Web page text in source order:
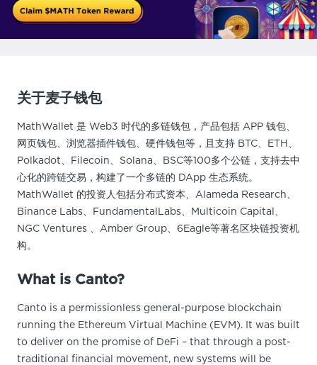
关于麦子钱包
MathWallet 是 Web3 时代的多链钱包，产品包括 APP 钱包、
网页钱包、浏览器插件钱包、硬件钱包等，且支持 BTC、ETH、
Polkadot、Filecoin、Solana、BSC等100多个公链，支持去中
心化的跨链交易，构建了一个多链的 DApp 生态系统。
MathWallet 的投资人包括分布式资本、Alameda Research、
Binance Labs、FundamentalLabs、Multicoin Capital、
NGC Ventures 、Amber Group、6Eagle等著名区块链投资机
构。
What is Canto?
Canto is a permissionless general-purpose blockchain
running the Ethereum Virtual Machine (EVM). It was built
to deliver on the promise of DeFi – that through a post-
traditional financial movement, new systems will be